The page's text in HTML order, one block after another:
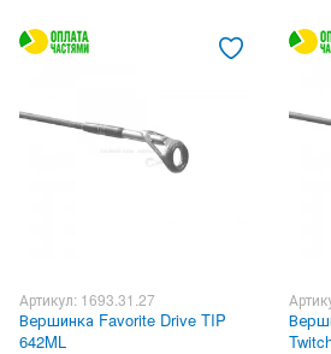
Артикул: 1693.31.27
Вершинка Favorite Drive TIP
642ML